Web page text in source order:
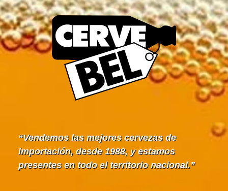
Vendemos las mejores cervezas de
importación, desde 1988, y estamos
presentes en todo el territorio nacional.